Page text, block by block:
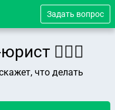
Задать вопрос
👨🏻‍⚖️
что делать